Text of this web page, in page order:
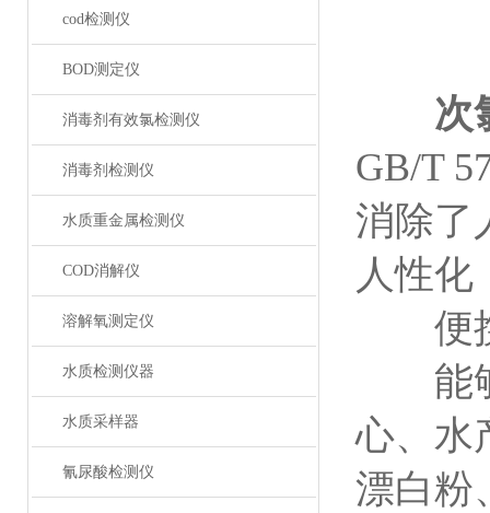
cod检测仪
BOD测定仪
消毒剂有效氯检测仪
消毒剂检测仪
水质重金属检测仪
COD消解仪
溶解氧测定仪
水质检测仪器
水质采样器
氰尿酸检测仪
次
GB/T
消除了
人性化
便携
能够
心、水
漂白粉